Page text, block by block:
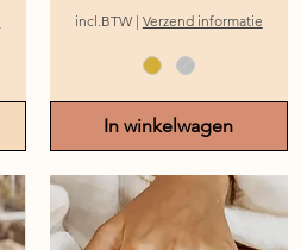
incl.BTW | Verzend informatie
In winkelwagen